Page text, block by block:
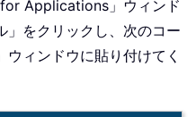
Applications」ウィンド
」をクリックし、次のコー
ウィンドウに貼り付けてく